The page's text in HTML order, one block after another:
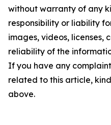
without warranty of any
responsibility or liability
images, videos, licenses,
reliability of the
If you have any
related to this article,
above.